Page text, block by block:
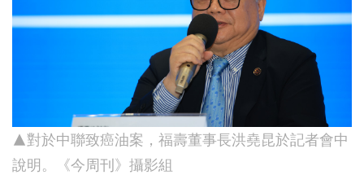
▲對於中聯致癌油案，福壽董事長洪堯昆於記者會中
說明。《今周刊》攝影組